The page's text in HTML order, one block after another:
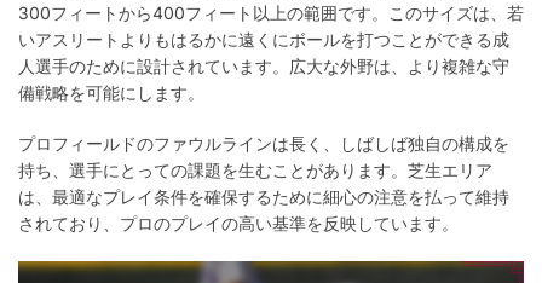
300フィートから400フィート以上の範囲です。このサイズは、若
いアスリートよりもはるかに遠くにボールを打つことができる成
人選手のために設計されています。広大な外野は、より複雑な守
備戦略を可能にします。
プロフィールドのファウルラインは長く、しばしば独自の構成を
持ち、選手にとっての課題を生むことがあります。芝生エリア
は、最適なプレイ条件を確保するために細心の注意を払って維持
されており、プロのプレイの高い基準を反映しています。